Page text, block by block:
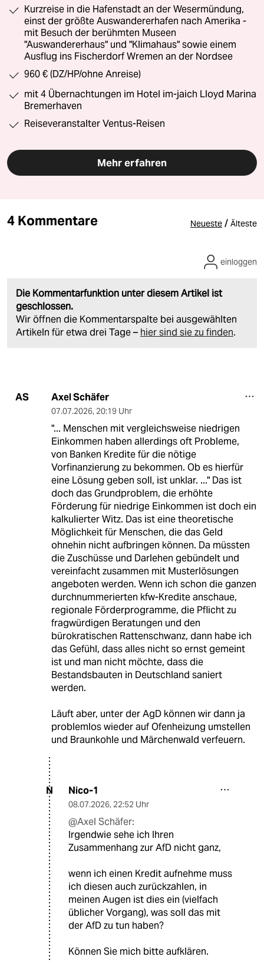
Kurzreise in die Hafenstadt an der Wesermündung,
einst der größte Auswandererhafen nach Amerika -
mit Besuch der berühmten Museen
"Auswandererhaus" und "Klimahaus" sowie einem
Ausflug ins Fischerdorf Wremen an der Nordsee
960 € (DZ/HP/ohne Anreise)
mit 4 Übernachtungen im Hotel im-jaich Lloyd Marina
Bremerhaven
Reiseveranstalter Ventus-Reisen
Mehr erfahren
4 Kommentare Neueste / Älteste
Die Kommentarfunktion unter diesem Artikel ist
geschlossen.
Wir öffnen die Kommentarspalte bei ausgewählten
Artikeln für etwa drei Tage – hier sind sie zu finden.
einloggen
AS Axel Schäfer
07.07.2026, 20:19 Uhr
"... Menschen mit vergleichsweise niedrigen
Einkommen haben allerdings oft Probleme,
von Banken Kredite für die nötige
Vorfinanzierung zu bekommen. Ob es hierfür
eine Lösung geben soll, ist unklar. ..." Das ist
doch das Grundproblem, die erhöhte
Förderung für niedrige Einkommen ist doch ein
kalkulierter Witz. Das ist eine theoretische
Möglichkeit für Menschen, die das Geld
ohnehin nicht aufbringen können. Da müssten
die Zuschüsse und Darlehen gebündelt und
vereinfacht zusammen mit Musterlösungen
angeboten werden. Wenn ich schon die ganzen
durchnummerierten kfw-Kredite anschaue,
regionale Förderprogramme, die Pflicht zu
fragwürdigen Beratungen und den
bürokratischen Rattenschwanz, dann habe ich
das Gefühl, dass alles nicht so ernst gemeint
ist und man nicht möchte, dass die
Bestandsbauten in Deutschland saniert
werden.
Läuft aber, unter der AgD können wir dann ja
problemlos wieder auf Ofenheizung umstellen
und Braunkohle und Märchenwald verfeuern.
N Nico-1
08.07.2026, 22:52 Uhr
@Axel Schäfer:
Irgendwie sehe ich Ihren
Zusammenhang zur AfD nicht ganz,
wenn ich einen Kredit aufnehme muss
ich diesen auch zurückzahlen, in
meinen Augen ist dies ein (vielfach
üblicher Vorgang), was soll das mit
der AfD zu tun haben?
Können Sie mich bitte aufklären.